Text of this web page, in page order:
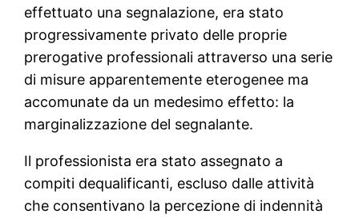
effettuato una segnalazione, era stato
progressivamente privato delle proprie
prerogative professionali attraverso una serie
di misure apparentemente eterogenee ma
accomunate da un medesimo effetto: la
marginalizzazione del segnalante.
Il professionista era stato assegnato a
compiti dequalificanti, escluso dalle attività
che consentivano la percezione di indennità